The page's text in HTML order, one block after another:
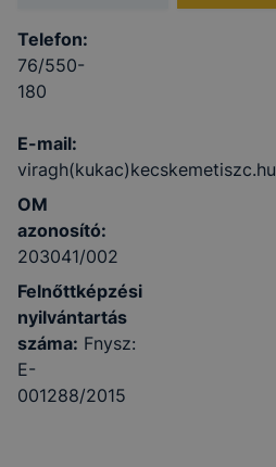
Telefon:
76/550-
180
E-mail:
viragh(kukac)kecskemetiszc.hu
OM
azonosító:
203041/002
Felnőttképzési
nyilvántartás
száma: Fnysz:
E-
001288/2015